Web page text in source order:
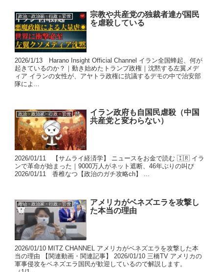
政治・政治家・行政・官僚
宗教や共産党の独裁者達が国民
を虐殺している
2026/1/13 Harano Insight Official Channel イラン全国蜂起、何が
起きているのか？｜動き始めたトランプ政権｜沈黙する左翼メデ
ィア イランの女性が、アヤトラ政権に抗議するデモの中で治安部
隊によ...
政治・政治家・行政・官僚
イラン政府も自国民虐殺（中国
共産党と変わらない）
2026/01/11 【サムライ経済学】 ニュースをお金で読む 🇮🇷 イラ
ンで革命が始まった｜9000万人がネット遮断、46年ぶりの叫び
2026/01/11 香椎なつ【政治のガチ攻略ch】 ...
政治・政治家・行政・官僚
アメリカがベネズエラを攻撃し
た本当の理由
2026/01/10 MITZ CHANNEL アメリカがベネズエラを攻撃した本
当の理由 【関連動画・関連記事】 2026/01/10 三橋TV アメリカの
軍事侵攻をベネズエラ国民が歓迎しているので解説します。